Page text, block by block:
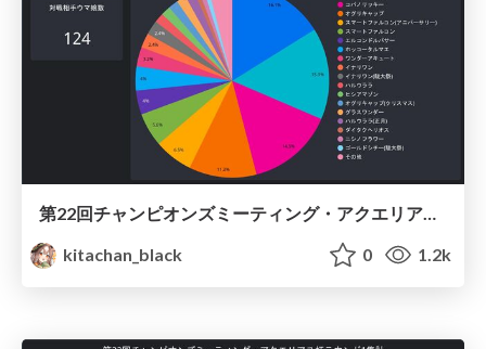
第22回チャンピオンズミーティング・アクエリアス杯ラウンド2集計 / Umamusume Aquarius 2023 Round2
kitachan_black
0 1.2k